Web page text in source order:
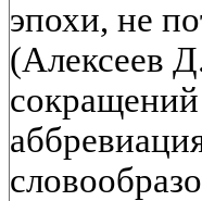
эпохи, не
(Алексеев